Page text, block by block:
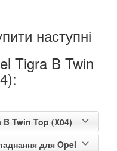
наступні
Tigra B Twin
B Twin Top (X04)
для Opel